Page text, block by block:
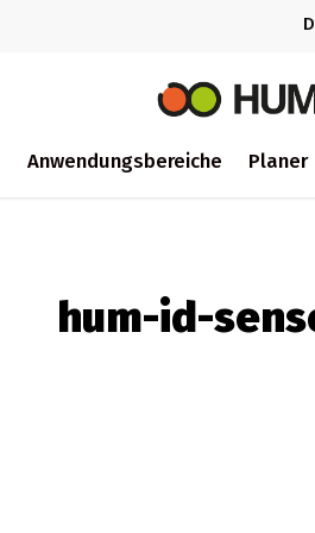
Anwendungsbereiche Planer
hum-id-